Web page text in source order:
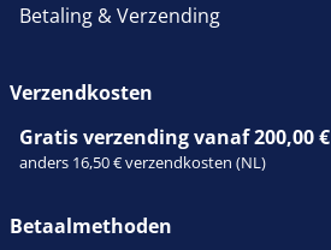
Betaling & Verzending
Verzendkosten
Gratis verzending vanaf 200,00 €
anders 16,50 € verzendkosten (NL)
Betaalmethoden